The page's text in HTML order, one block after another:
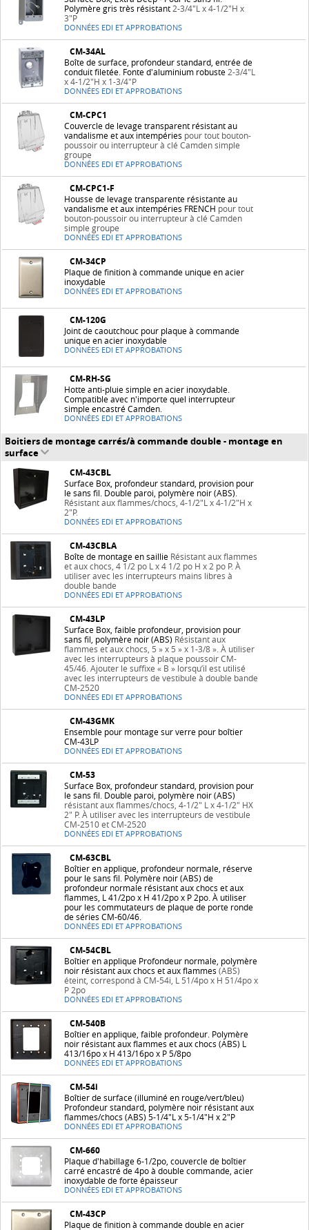
Polymère gris très résistant 2-3/4"L x 4-1/2"H x
3"P
DONNÉES EDI ET APPROBATIONS
CM-34AL
Boîte de surface, profondeur standard, entrée de
conduit filetée. Fonte d'aluminium robuste 2-3/4"L
x 4-1/2"H x 1-3/4"P
DONNÉES EDI ET APPROBATIONS
CM-CPC1
Couvercle de levage transparent résistant au
vandalisme et aux intempéries pour tout bouton-
poussoir ou interrupteur à clé Camden simple
groupe
DONNÉES EDI ET APPROBATIONS
CM-CPC1-F
Housse de levage transparente résistante au
vandalisme et aux intempéries FRENCH pour tout
bouton-poussoir ou interrupteur à clé Camden
simple groupe
DONNÉES EDI ET APPROBATIONS
CM-34CP
Plaque de finition à commande unique en acier
inoxydable
DONNÉES EDI ET APPROBATIONS
CM-120G
Joint de caoutchouc pour plaque à commande
unique en acier inoxydable
DONNÉES EDI ET APPROBATIONS
CM-RH-SG
Hotte anti-pluie simple en acier inoxydable.
Compatible avec n'importe quel interrupteur
simple encastré Camden.
DONNÉES EDI ET APPROBATIONS
Boitiers de montage carrés/à commande double - montage en
surface
CM-43CBL
Surface Box, profondeur standard, provision pour
le sans fil. Double paroi, polymère noir (ABS).
Résistant aux flammes/chocs, 4-1/2"L x 4-1/2"H x
2"P.
DONNÉES EDI ET APPROBATIONS
CM-43CBLA
Boîte de montage en saillie Résistant aux flammes
et aux chocs, 4 1/2 po L x 4 1/2 po H x 2 po P. À
utiliser avec les interrupteurs mains libres à
double bande
DONNÉES EDI ET APPROBATIONS
CM-43LP
Surface Box, faible profondeur, provision pour
sans fil, polymère noir (ABS) Résistant aux
flammes et aux chocs, 5 » x 5 » x 1-3/8 ». À utiliser
avec les interrupteurs à plaque poussoir CM-
45/46. Ajouter le suffixe « B » lorsqu’il est utilisé
avec les interrupteurs de vestibule à double bande
CM-2520
DONNÉES EDI ET APPROBATIONS
CM-43GMK
Ensemble pour montage sur verre pour boîtier
CM-43LP
DONNÉES EDI ET APPROBATIONS
CM-53
Surface Box, profondeur standard, provision pour
le sans fil. Double paroi, polymère noir (ABS)
résistant aux flammes/chocs, 4-1/2" L x 4-1/2" HX
2" P. À utiliser avec les interrupteurs de vestibule
CM-2510 et CM-2520
DONNÉES EDI ET APPROBATIONS
CM-63CBL
Boîtier en applique, profondeur normale, réserve
pour le sans fil. Polymère noir (ABS) de
profondeur normale résistant aux chocs et aux
flammes, L 41/2po x H 41/2po x P 2po. À utiliser
pour les commutateurs de plaque de porte ronde
de séries CM-60/46.
DONNÉES EDI ET APPROBATIONS
CM-54CBL
Boîtier en applique Profondeur normale, polymère
noir résistant aux chocs et aux flammes (ABS)
éteint, correspond à CM-54i, L 51/4po x H 51/4po x
P 2po
DONNÉES EDI ET APPROBATIONS
CM-540B
Boîtier en applique, faible profondeur. Polymère
noir résistant aux flammes et aux chocs (ABS) L
413/16po x H 413/16po x P 5/8po
DONNÉES EDI ET APPROBATIONS
CM-54i
Boîtier de surface (illuminé en rouge/vert/bleu)
Profondeur standard, polymère noir résistant aux
flammes/chocs (ABS) 5-1/4"L x 5-1/4"H x 2"P
DONNÉES EDI ET APPROBATIONS
CM-660
Plaque d'habillage 6-1/2po, couvercle de boîtier
carré encastré de 4po à double commande, acier
inoxydable de forte épaisseur
DONNÉES EDI ET APPROBATIONS
CM-43CP
Plaque de finition à commande double en acier